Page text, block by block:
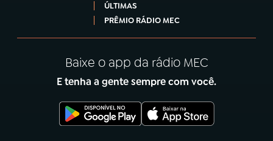
ÚLTIMAS
PRÊMIO RÁDIO MEC
Baixe o app da rádio MEC
E tenha a gente sempre com você.